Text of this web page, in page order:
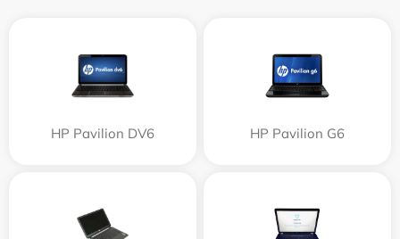
HP Pavilion DV6 HP Pavilion G6